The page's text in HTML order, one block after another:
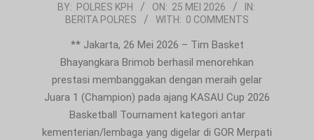
2026-
BY: POLRES KPH ON: 25 MEI 2026
IN:
BERITA POLRES
WITH: 0 COMMENTS
** Jakarta, 26 Mei 2026 – Tim Basket
Bhayangkara Brimob berhasil menorehkan
prestasi membanggakan dengan meraih gelar
Juara 1 (Champion) pada ajang KASAU Cup 2026
Basketball Tournament kategori antar
kementerian/lembaga yang digelar di GOR Merpati